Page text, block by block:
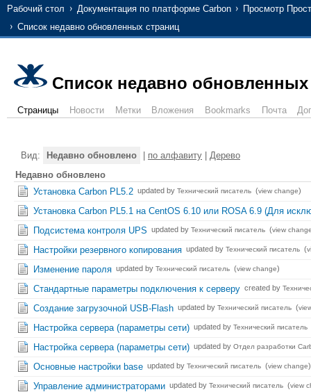
Рабочий стол Документация по платформе Carbon
Просмотр
Список недавно обновленных страниц
Список недавно обновленных
Страницы Новости Метки Вложения Bookmarks Почта
Вид: Недавно обновлено по алфавиту
Дерево
Недавно обновлено
Установка Carbon PL5.2 updated by Технический писатель (view change)
Установка Carbon PL5.1 на CentOS 6.10 или ROSA 6.9 (Для
Подсистема контроля UPS updated by Технический писатель (view
Настройки резервного копирования updated by Технический писатель (
Изменение пароля updated by Технический писатель (view change)
Стандартные параметры подключения к серверу created by
Создание загрузочной USB-Flash updated by Технический писатель (
Настройка сервера (параметры сети) updated by Технический писатель
Настройка сервера (параметры сети) updated by Отдел разработки
Основные настройки base updated by Технический писатель (view change)
Управление администраторами updated by Технический писатель (view